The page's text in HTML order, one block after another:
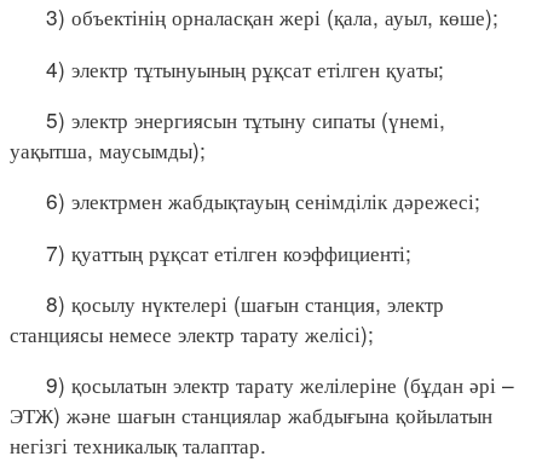
3) объектінің орналасқан жері (қала, ауыл, көше);
4) электр тұтынуының рұқсат етілген қуаты;
5) электр энергиясын тұтыну сипаты (үнемі,
уақытша, маусымды);
6) электрмен жабдықтауың сенімділік дәрежесі;
7) қуаттың рұқсат етілген коэффициенті;
8) қосылу нүктелері (шағын станция, электр
станциясы немесе электр тарату желісі);
9) қосылатын электр тарату желілеріне (бұдан әрі –
ЭТЖ) және шағын станциялар жабдығына қойылатын
негізгі техникалық талаптар.